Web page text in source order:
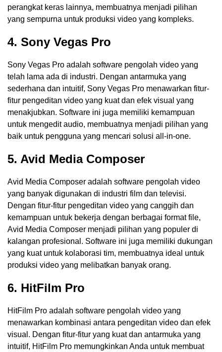
perangkat keras lainnya, membuatnya menjadi pilihan
yang sempurna untuk produksi video yang kompleks.
4. Sony Vegas Pro
Sony Vegas Pro adalah software pengolah video yang
telah lama ada di industri. Dengan antarmuka yang
sederhana dan intuitif, Sony Vegas Pro menawarkan fitur-
fitur pengeditan video yang kuat dan efek visual yang
menakjubkan. Software ini juga memiliki kemampuan
untuk mengedit audio, membuatnya menjadi pilihan yang
baik untuk pengguna yang mencari solusi all-in-one.
5. Avid Media Composer
Avid Media Composer adalah software pengolah video
yang banyak digunakan di industri film dan televisi.
Dengan fitur-fitur pengeditan video yang canggih dan
kemampuan untuk bekerja dengan berbagai format file,
Avid Media Composer menjadi pilihan yang populer di
kalangan profesional. Software ini juga memiliki dukungan
yang kuat untuk kolaborasi tim, membuatnya ideal untuk
produksi video yang melibatkan banyak orang.
6. HitFilm Pro
HitFilm Pro adalah software pengolah video yang
menawarkan kombinasi antara pengeditan video dan efek
visual. Dengan fitur-fitur yang kuat dan antarmuka yang
intuitif, HitFilm Pro memungkinkan Anda untuk membuat